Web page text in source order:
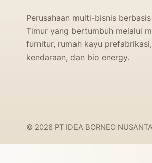
Perusahaan multi-bisnis
Timur yang bertumbuh melalui
furnitur, rumah kayu
kendaraan, dan bio energy.
© 2026 PT IDEA BORNEO